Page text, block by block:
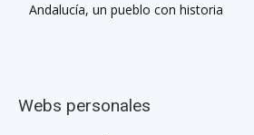
Andalucía, un pueblo con historia
Webs personales